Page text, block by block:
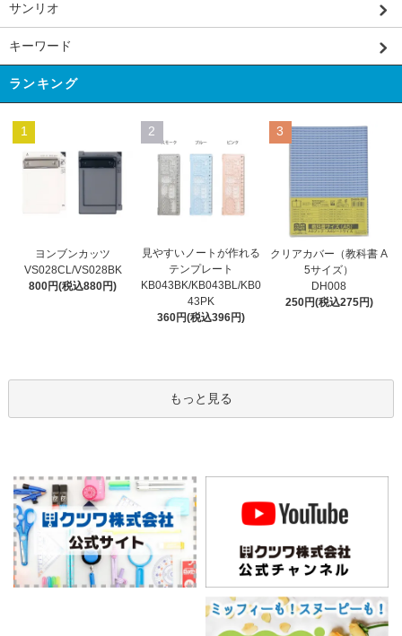
サンリオ
キーワード
ランキング
1
ヨンブンカッツ
VS028CL/VS028BK
800円(税込880円)
2
見やすいノートが作れる
テンプレート
KB043BK/KB043BL/KB0
43PK
360円(税込396円)
3
クリアカバー（教科書 A
5サイズ）
DH008
250円(税込275円)
もっと見る